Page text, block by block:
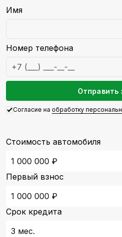
Email
Имя
Номер телефона
Отправить
Согласие на обработку
Стоимость автомобиля
1 000 000 ₽
Первый взнос
1 000 000 ₽
Срок кредита
3 мес.